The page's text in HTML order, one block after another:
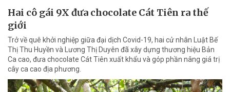
Hai cô gái 9X đưa chocolate Cát Tiên ra thế
giới
Trở về quê khởi nghiệp giữa đại dịch Covid-19, hai cử nhân Luật Bế
Thị Thu Huyền và Lương Thị Duyên đã xây dựng thương hiệu Bản
Ca cao, đưa chocolate Cát Tiên xuất khẩu và góp phần nâng giá trị
cây ca cao địa phương.